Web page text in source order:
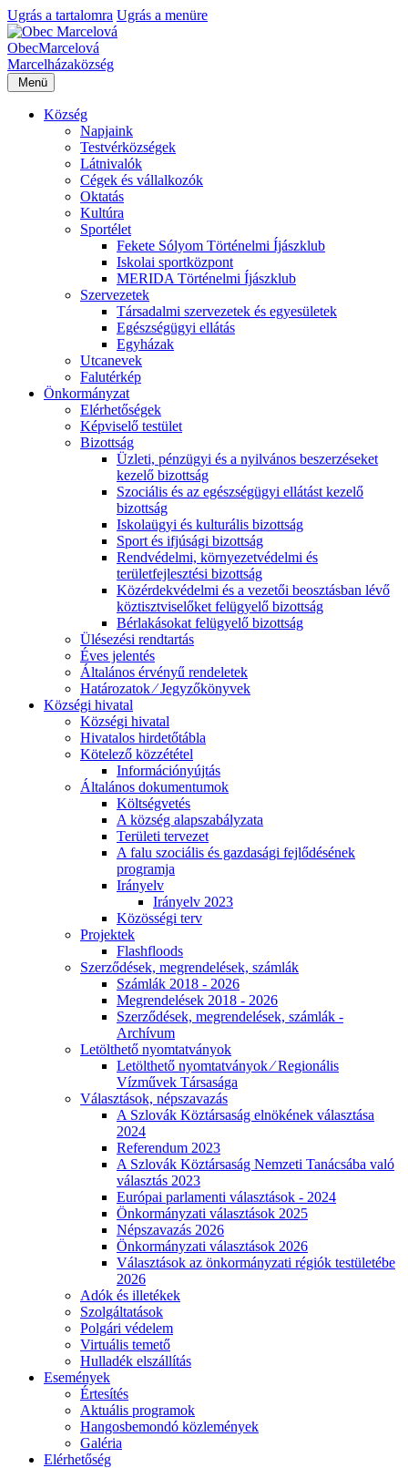
Ugrás a tartalomra Ugrás a menüre
ObecMarcelová
Marcelházaközség
Menü
Község
Napjaink
Testvérközségek
Látnivalók
Cégek és vállalkozók
Oktatás
Kultúra
Sportélet
Fekete Sólyom Történelmi Íjászklub
Iskolai sportközpont
MERIDA Történelmi Íjászklub
Szervezetek
Társadalmi szervezetek és egyesületek
Egészségügyi ellátás
Egyházak
Utcanevek
Falutérkép
Önkormányzat
Elérhetőségek
Képviselő testület
Bizottság
Üzleti, pénzügyi és a nyilvános beszerzéseket
kezelő bizottság
Szociális és az egészségügyi ellátást kezelő
bizottság
Iskolaügyi és kulturális bizottság
Sport és ifjúsági bizottság
Rendvédelmi, környezetvédelmi és
területfejlesztési bizottság
Közérdekvédelmi és a vezetői beosztásban lévő
köztisztviselőket felügyelő bizottság
Bérlakásokat felügyelő bizottság
Ülésezési rendtartás
Éves jelentés
Általános érvényű rendeletek
Határozatok ⁄ Jegyzőkönyvek
Községi hivatal
Községi hivatal
Hivatalos hirdetőtábla
Kötelező közzététel
Információnyújtás
Általános dokumentumok
Költségvetés
A község alapszabályzata
Területi tervezet
A falu szociális és gazdasági fejlődésének
programja
Irányelv
Irányelv 2023
Közösségi terv
Projektek
Flashfloods
Szerződések, megrendelések, számlák
Számlák 2018 - 2026
Megrendelések 2018 - 2026
Szerződések, megrendelések, számlák -
Archívum
Letölthető nyomtatványok
Letölthető nyomtatványok ⁄ Regionális
Vízművek Társasága
Választások, népszavazás
A Szlovák Köztársaság elnökének választása
2024
Referendum 2023
A Szlovák Köztársaság Nemzeti Tanácsába való
választás 2023
Európai parlamenti választások - 2024
Önkormányzati választások 2025
Népszavazás 2026
Önkormányzati választások 2026
Választások az önkormányzati régiók testületébe
2026
Adók és illetékek
Szolgáltatások
Polgári védelem
Virtuális temető
Hulladék elszállítás
Események
Értesítés
Aktuális programok
Hangosbemondó közlemények
Galéria
Elérhetőség